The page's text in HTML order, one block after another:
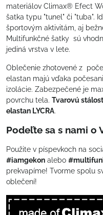
materiálov Climax® Efect
šatka typu "tunel" či "tuba".
športovým aktivitám, aj
Multifunkčné šatky sú
jediná vrstva v lete.
Oblečenie zhotovené z
elastan majú vďaka
izolácie. Zabezpečené je
povrchu tela. Tvarovú
elastan LYCRA.
Podeľte sa s nami o
Použite v píspevkoch na
#iamgekon alebo
prekvapíme! Tvorme spolu
oblečení!